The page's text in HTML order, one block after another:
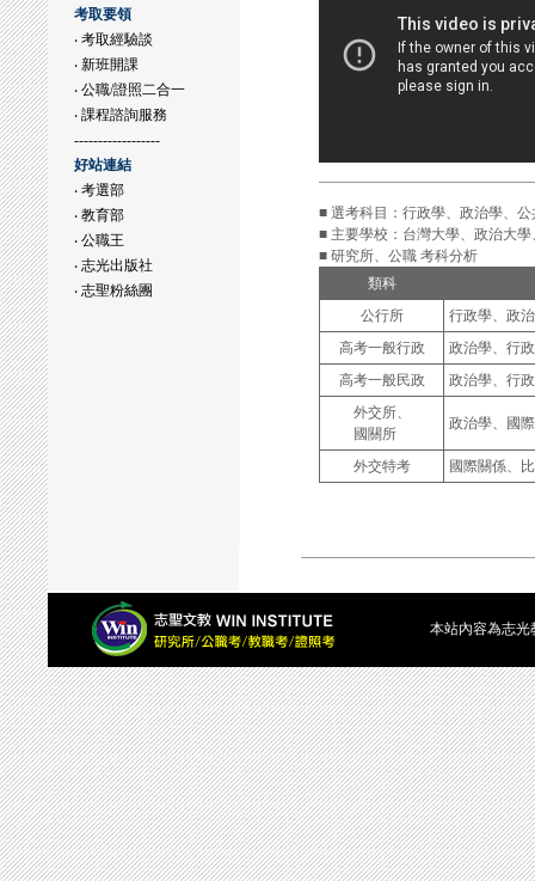
考取要領
‧ 考取經驗談
‧ 新班開課
‧ 公職/證照二合一
‧ 課程諮詢服務
------------------
好站連結
‧ 考選部
‧ 教育部
‧ 公職王
‧ 志光出版社
‧ 志聖粉絲團
■ 選考科目：行政學、政治學、
■ 主要學校：台灣大學、政治大
■ 研究所、公職 考科分析
類科
公行所
行政學、政
高考一般行政
政治學、行
高考一般民政
政治學、行
外交所、
國關所
政治學、國
外交特考 國際關係、
本站內容為志光